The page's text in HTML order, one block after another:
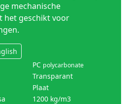
mechanische
het geschikt voor
PC polycarbonate
Transparant
Plaat
1200 kg/m3